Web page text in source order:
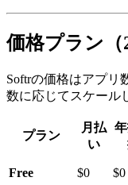
価格プラン（
Softrの価格はアプリ
数に応じてスケール
プラン
月払
い
Free $0 $0